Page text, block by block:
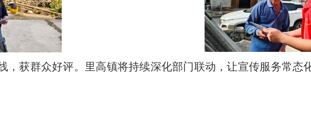
，获群众好评。里高镇将持续深化部门联动，让宣传服务常态